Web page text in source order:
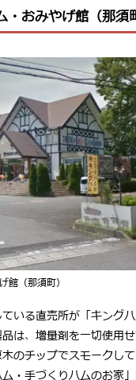
おみやげ館（那須
館（那須町）
いる直売所が「キング
は、増量剤を一切使用
のチップでスモークし
・手づくりハムのお家